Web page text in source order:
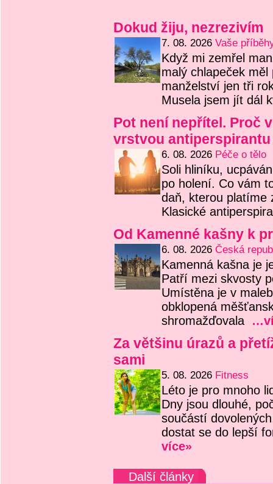
Dokud žiju, nezrezivím
7. 08. 2026 Vaše
Když mi zemřel
malý chlapeček
manželství jen tři
Musela jsem jít dál
Pot není nepřítel. Proč
vrstvou antiperspirantu
6. 08. 2026 Péče o tělo
Soli hliníku,
po holení. Co vám
daň, kterou platíme
Klasické
Od Kamenné kašny k
6. 08. 2026 Česká
Kamenná kašna je
Patří mezi skvosty
Umístěna je v
obklopená
shromažďovala
Za většinu úrazů a
sami
5. 08. 2026 Fitness
Léto je pro mnoho
Dny jsou dlouhé,
součástí
dostat se do lepší
více»
Další články